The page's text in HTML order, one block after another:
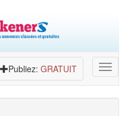
Toggle
Publiez: GRATUIT